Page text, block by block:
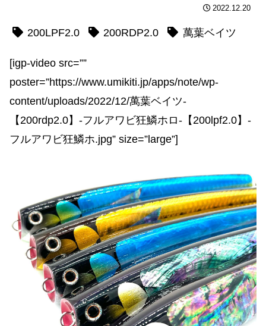
2022.12.20
200LPF2.0 200RDP2.0 萬葉ベイツ
[igp-video src=””
poster=”https://www.umikiti.jp/apps/note/wp-
content/uploads/2022/12/萬葉ベイツ-
【200rdp2.0】-フルアワビ狂鱗ホロ-【200lpf2.0】-
フルアワビ狂鱗ホ.jpg” size=”large”]